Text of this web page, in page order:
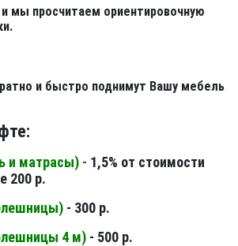
мы просчитаем ориентировочную
и быстро поднимут Вашу мебель
и матрасы) - 1,5% от стоимости
200 р.
) - 300 р.
4 м) - 500 р.